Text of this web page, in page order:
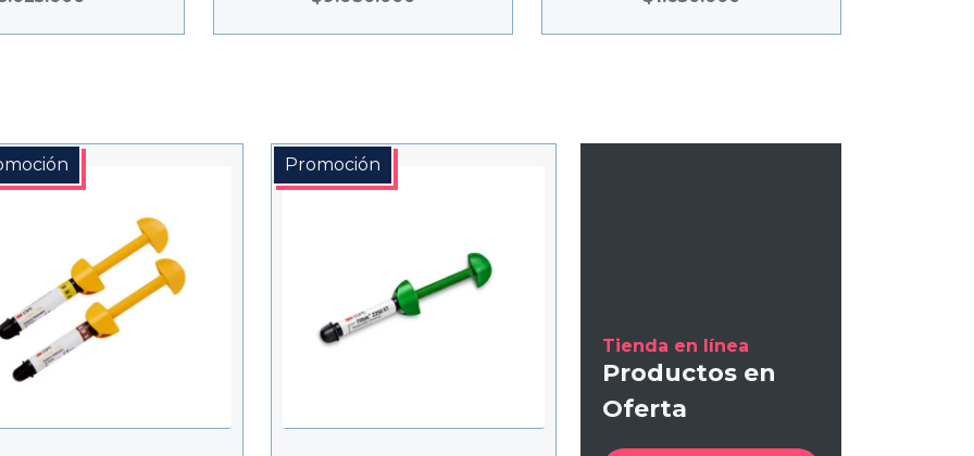
Tienda en línea
Productos en
Oferta
Promoción